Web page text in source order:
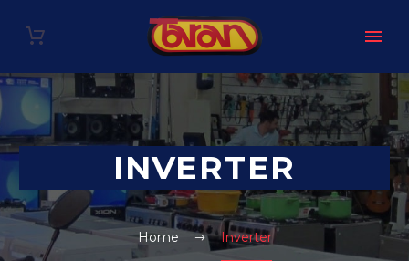
INVERTER
Home Inverter